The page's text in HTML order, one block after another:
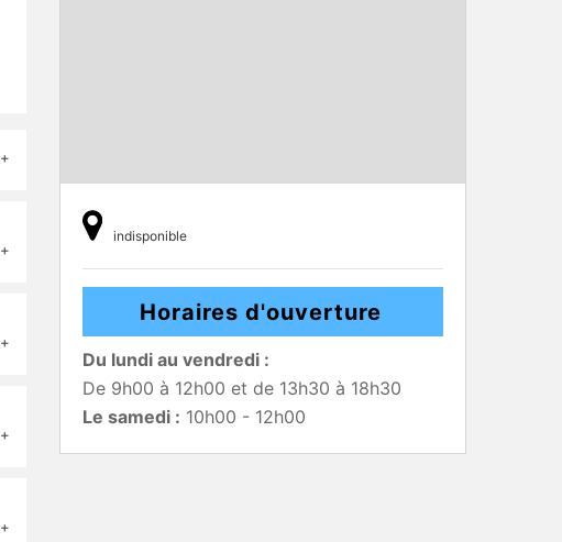
indisponible
Horaires d'ouverture
Du lundi au vendredi :
De 9h00 à 12h00 et de 13h30 à 18h30
Le samedi : 10h00 - 12h00